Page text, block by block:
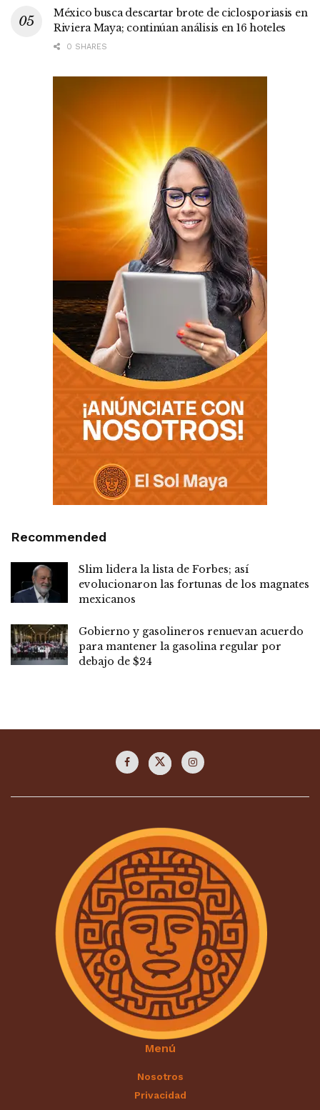
México busca descartar brote de ciclosporiasis en
Riviera Maya; continúan análisis en 16 hoteles
0 SHARES
Recommended
Slim lidera la lista de Forbes; así
evolucionaron las fortunas de los magnates
mexicanos
Gobierno y gasolineros renuevan acuerdo
para mantener la gasolina regular por
debajo de $24
Menú
Nosotros
Privacidad